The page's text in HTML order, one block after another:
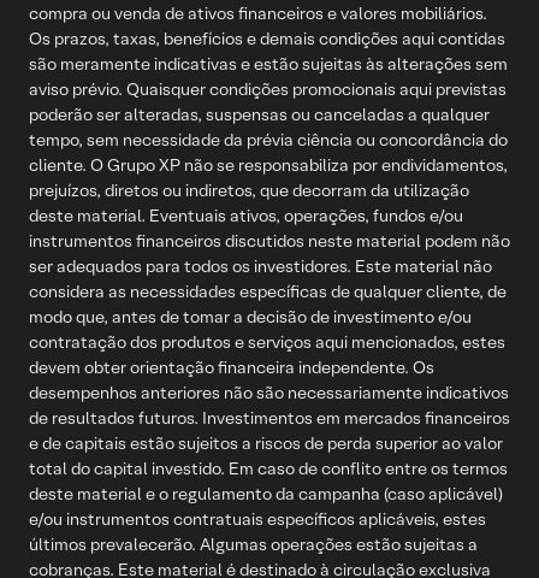
Crédito
Crédito XP
Investimento Ampliado
+55 11 4935-2701
Atendimento em Libras (Língua Brasileira de Sinais) para os deficientes
auditivos:
SAC em Libras (clique aqui)
compra ou venda de ativos financeiros e valores mobiliários.
Os prazos, taxas, benefícios e demais condições aqui contidas
são meramente indicativas e estão sujeitas às alterações sem
aviso prévio. Quaisquer condições promocionais aqui previstas
poderão ser alteradas, suspensas ou canceladas a qualquer
tempo, sem necessidade da prévia ciência ou concordância do
cliente. O Grupo XP não se responsabiliza por endividamentos,
prejuízos, diretos ou indiretos, que decorram da utilização
deste material. Eventuais ativos, operações, fundos e/ou
instrumentos financeiros discutidos neste material podem não
ser adequados para todos os investidores. Este material não
considera as necessidades específicas de qualquer cliente, de
modo que, antes de tomar a decisão de investimento e/ou
contratação dos produtos e serviços aqui mencionados, estes
devem obter orientação financeira independente. Os
desempenhos anteriores não são necessariamente indicativos
de resultados futuros. Investimentos em mercados financeiros
e de capitais estão sujeitos a riscos de perda superior ao valor
total do capital investido. Em caso de conflito entre os termos
deste material e o regulamento da campanha (caso aplicável)
e/ou instrumentos contratuais específicos aplicáveis, estes
últimos prevalecerão. Algumas operações estão sujeitas a
cobranças. Este material é destinado à circulação exclusiva